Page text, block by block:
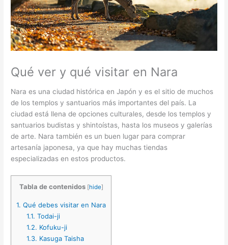
Qué ver y qué visitar en Nara
Nara es una ciudad histórica en Japón y es el sitio de muchos
de los templos y santuarios más importantes del país. La
ciudad está llena de opciones culturales, desde los templos y
santuarios budistas y shintoístas, hasta los museos y galerías
de arte. Nara también es un buen lugar para comprar
artesanía japonesa, ya que hay muchas tiendas
especializadas en estos productos.
Tabla de contenidos [hide]
1. Qué debes visitar en Nara
1.1. Todai-ji
1.2. Kofuku-ji
1.3. Kasuga Taisha